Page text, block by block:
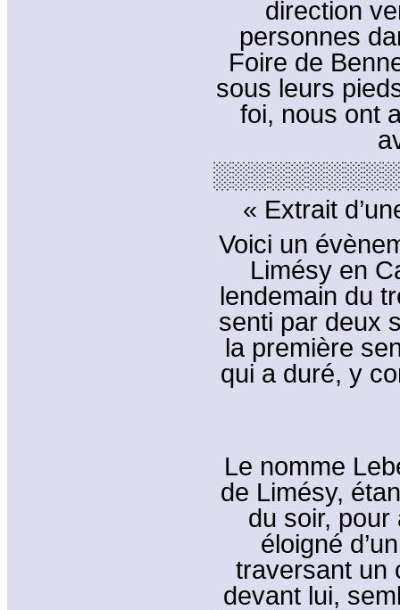
direction
personnes
Foire de
sous leurs
foi, nous ont
« Extrait
Voici un
Limésy en
lendemain du
senti par deux
la première
qui a duré, y
Le nomme
de Limésy,
du soir, pour
éloigné
traversant un
devant lui,